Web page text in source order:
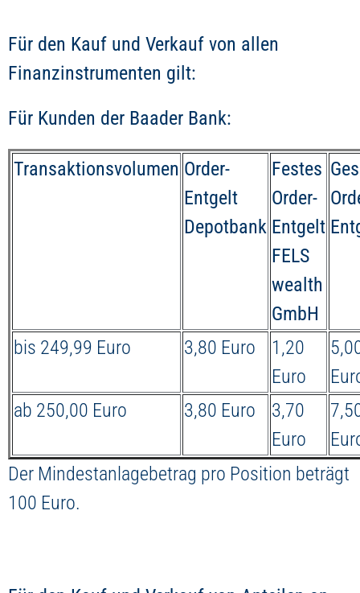
Für den Kauf und Verkauf von allen
Finanzinstrumenten gilt:
Für Kunden der Baader Bank:
Transaktionsvolumen Order-
Entgelt
Depotbank
Festes
Order-
Entgelt
FELS
wealth
GmbH
bis 249,99 Euro 3,80 Euro
1,20
Euro
ab 250,00 Euro
3,80 Euro
3,70
Euro
Der Mindestanlagebetrag pro Position beträgt
100 Euro.